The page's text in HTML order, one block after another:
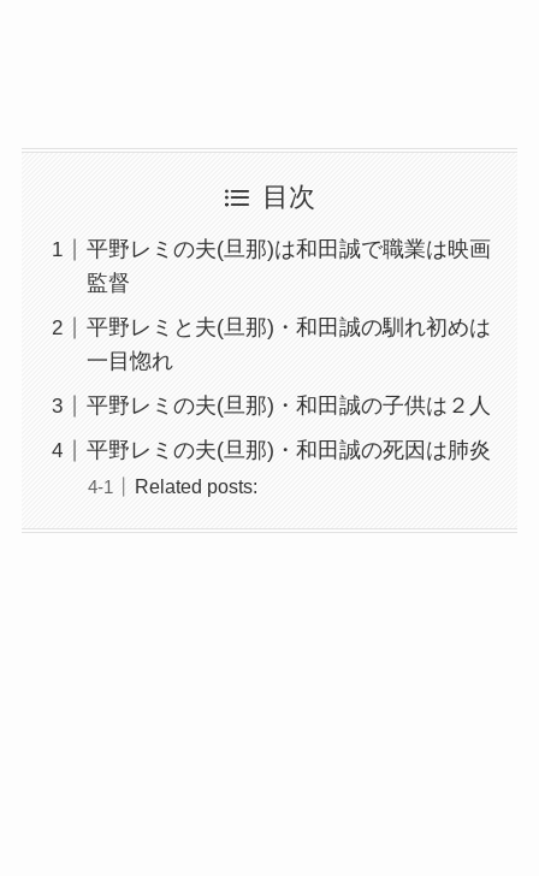
目次
平野レミの夫(旦那)は和田誠で職業は映画
監督
平野レミと夫(旦那)・和田誠の馴れ初めは
一目惚れ
平野レミの夫(旦那)・和田誠の子供は２人
平野レミの夫(旦那)・和田誠の死因は肺炎
Related posts: